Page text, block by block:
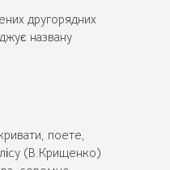
другорядних
названу
поете,
(В.Крищенко)